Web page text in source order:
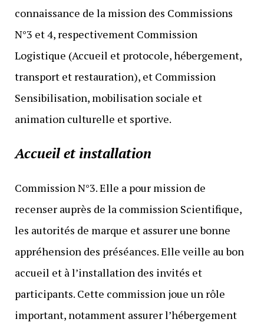
connaissance de la mission des Commissions
N°3 et 4, respectivement Commission
Logistique (Accueil et protocole, hébergement,
transport et restauration), et Commission
Sensibilisation, mobilisation sociale et
animation culturelle et sportive.
Accueil et installation
Commission N°3. Elle a pour mission de
recenser auprès de la commission Scientifique,
les autorités de marque et assurer une bonne
appréhension des préséances. Elle veille au bon
accueil et à l’installation des invités et
participants. Cette commission joue un rôle
important, notamment assurer l’hébergement